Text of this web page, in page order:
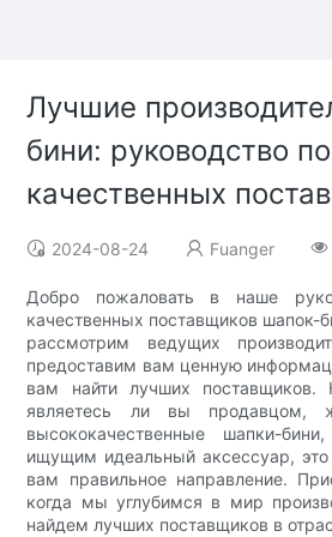
Лучшие
бини: руководство
качественных
2024-08-24 Fuanger
Добро пожаловать в наше
качественных поставщиков шапок-
рассмотрим ведущих
предоставим вам ценную
вам найти лучших поставщиков.
являетесь ли вы продавцом,
высококачественные шапки-
ищущим идеальный аксессуар,
вам правильное направление.
когда мы углубимся в мир
найдем лучших поставщиков в